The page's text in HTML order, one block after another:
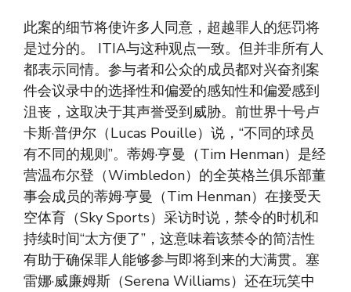
此案的细节将使许多人同意，超越罪人的惩罚将
是过分的。 ITIA与这种观点一致。但并非所有人
都表示同情。参与者和公众的成员都对兴奋剂案
件会议录中的选择性和偏爱的感知性和偏爱感到
沮丧，这取决于其声誉受到威胁。前世界十号卢
卡斯·普伊尔（Lucas Pouille）说，“不同的球员
有不同的规则”。蒂姆·亨曼（Tim Henman）是经
营温布尔登（Wimbledon）的全英格兰俱乐部董
事会成员的蒂姆·亨曼（Tim Henman）在接受天
空体育（Sky Sports）采访时说，禁令的时机和
持续时间“太方便了”，这意味着该禁令的简洁性
有助于确保罪人能够参与即将到来的大满贯。塞
雷娜·威廉姆斯（Serena Williams）还在玩笑中